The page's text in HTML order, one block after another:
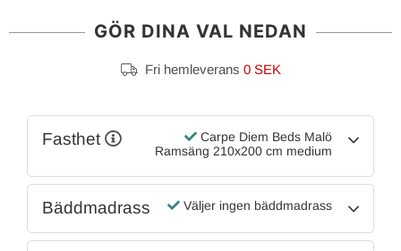
GÖR DINA VAL NEDAN
Fri hemleverans 0 SEK
Fasthet
Carpe Diem Beds Malö
Ramsäng 210x200 cm medium
Bäddmadrass Väljer ingen bäddmadrass